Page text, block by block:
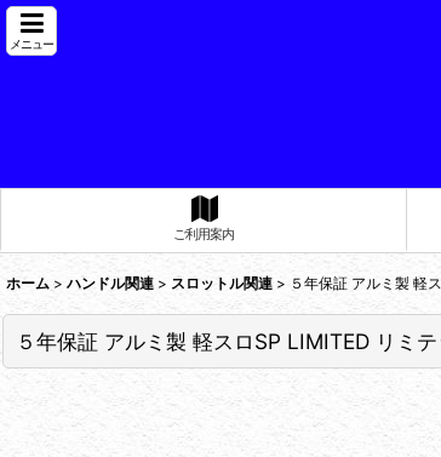
メニュー
ご利用案内
ホーム > ハンドル関連 > スロットル関連 > ５年保証 アルミ製 軽
５年保証 アルミ製 軽スロSP LIMITED リミ